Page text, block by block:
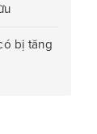
bị tăng